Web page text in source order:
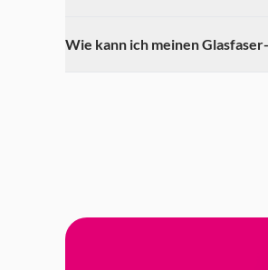
Wie kann ich meinen